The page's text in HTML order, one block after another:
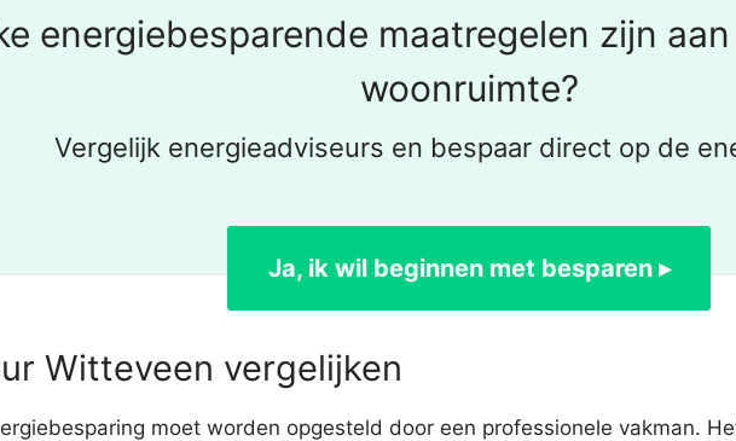
energiebesparende maatregelen zijn
woonruimte?
Vergelijk energieadviseurs en bespaar direct op de
Ja, ik wil beginnen met besparen ▸
Witteveen vergelijken
moet worden opgesteld door een professionele vakman.